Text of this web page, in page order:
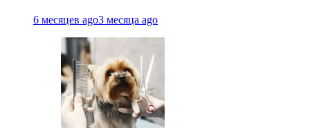
6 месяцев ago3 месяца ago